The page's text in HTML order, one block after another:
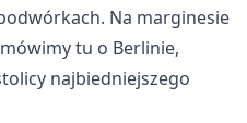
Na marginesie
tu o Berlinie,
najbiedniejszego